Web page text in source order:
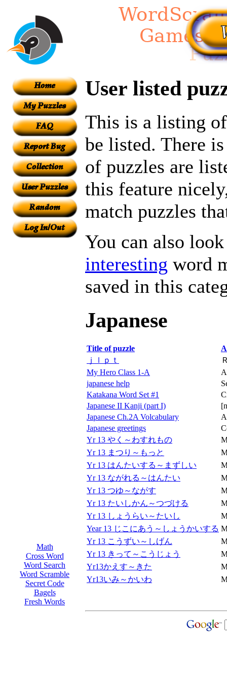
Math
Cross Word
Word Search
Word Scramble
Secret Code
Bagels
Fresh Words
User listed
This is a listing
be listed. There
of puzzles are
this feature
match puzzles
You can also
interesting word
saved in this
Japanese
Title of puzzle
ｊｌｐｔ
My Hero Class 1-A
japanese help
Katakana Word Set #1
Japanese II Kanji (part I)
Japanese Ch.2A Volcabulary
Japanese greetings
Yr 13 やく～わすれもの
Yr 13 まつり～もっと
Yr 13 はんたいする～まずしい
Yr 13 ながれる～はんたい
Yr 13 つゆ～ながす
Yr 13 たいしかん～つづける
Yr 13 しょうらい～たいし
Year 13 じこにあう～しょうかいする
Yr 13 こうずい～しげん
Yr 13 きって～こうじょう
Yr13かえす～きた
Yr13いみ～かいわ